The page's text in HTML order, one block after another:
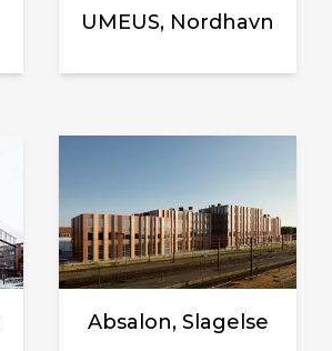
UMEUS, Nordhavn
Absalon, Slagelse